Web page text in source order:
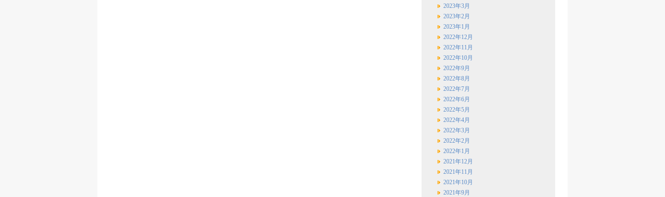
2023年3月
2023年2月
2023年1月
2022年12月
2022年11月
2022年10月
2022年9月
2022年8月
2022年7月
2022年6月
2022年5月
2022年4月
2022年3月
2022年2月
2022年1月
2021年12月
2021年11月
2021年10月
2021年9月